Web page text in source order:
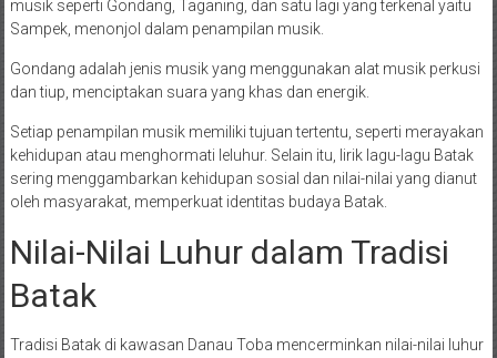
musik seperti Gondang, Taganing, dan satu lagi yang terkenal yaitu
Sampek, menonjol dalam penampilan musik.
Gondang adalah jenis musik yang menggunakan alat musik perkusi
dan tiup, menciptakan suara yang khas dan energik.
Setiap penampilan musik memiliki tujuan tertentu, seperti merayakan
kehidupan atau menghormati leluhur. Selain itu, lirik lagu-lagu Batak
sering menggambarkan kehidupan sosial dan nilai-nilai yang dianut
oleh masyarakat, memperkuat identitas budaya Batak.
Nilai-Nilai Luhur dalam Tradisi
Batak
Tradisi Batak di kawasan Danau Toba mencerminkan nilai-nilai luhur